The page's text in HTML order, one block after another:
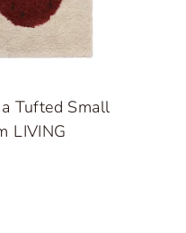
Tufted Small
LIVING